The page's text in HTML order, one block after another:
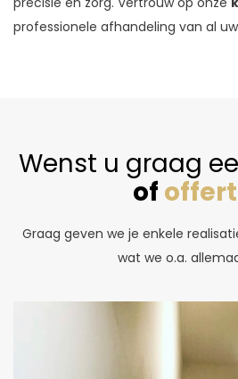
professionele afhandeling van al
Wenst u graag
of
Graag geven we je enkele
wat we o.a.